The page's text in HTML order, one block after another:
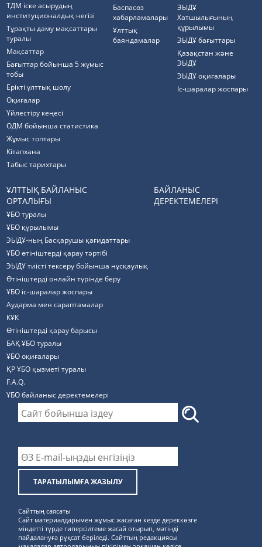
ТДМ іске асырудың
институционалдық негізі
Тұрақты даму мақсаттары
туралы
Мақсаттар
Бағыттар бойынша 5 жұмыс
тобы
Ерікті ұлттық шолу
Оқиғалар
Үйлестіру кеңесі
ОДМ бойынша статистика
Жұмыс топтары
Кітапхана
Табыс тарихтары
Баспасөз
хабарламалары
Ұлттық
баяндамалар
ЭЫДҰ
Хатшылығының
құрылымы
ЭЫДҰ бағыттары
Қазақстан және
ЭЫДҰ
ЭЫДҰ оқиғалары
Іс-шаралар жоспары
ҰЛТТЫҚ БАЙЛАНЫС
ОРТАЛЫҒЫ
ҰБО туралы
ҰБО құрылымы
ЭЫДҰ-ның Басқарушы қағидаттары
ҰБО өтініштерді қарау тәртібі
ЭЫДҰ тиісті тексеру бойынша нұсқаулық
Өтініштерді онлайн түрінде беру
ҰБО іс-шаралар жоспары
Аударма мен сараптамалар
КҰК
Өтініштерді қарау барысы
БАҚ ҰБО туралы
ҰБО оқиғалары
ҚР ҰБО қызметі туралы
F.A.Q.
ҰБО байланыс деректемелерi
БАЙЛАНЫС
ДЕРЕКТЕМЕЛЕРІ
ТАРАТЫЛЫМҒА ЖАЗЫЛУ
Сайттың саясаты
Сайт материалдарымен жұмыс жасаған кезде дереккөзге
міндетті түрде гиперсілтеме жасай отырып, мәтінді
пайдалануға рұқсат беріледі. Сайттың редакциясы